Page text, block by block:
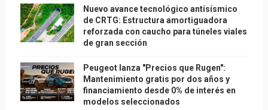
Nuevo avance tecnológico antisísmico
de CRTG: Estructura amortiguadora
reforzada con caucho para túneles viales
de gran sección
Peugeot lanza "Precios que Rugen":
Mantenimiento gratis por dos años y
financiamiento desde 0% de interés en
modelos seleccionados